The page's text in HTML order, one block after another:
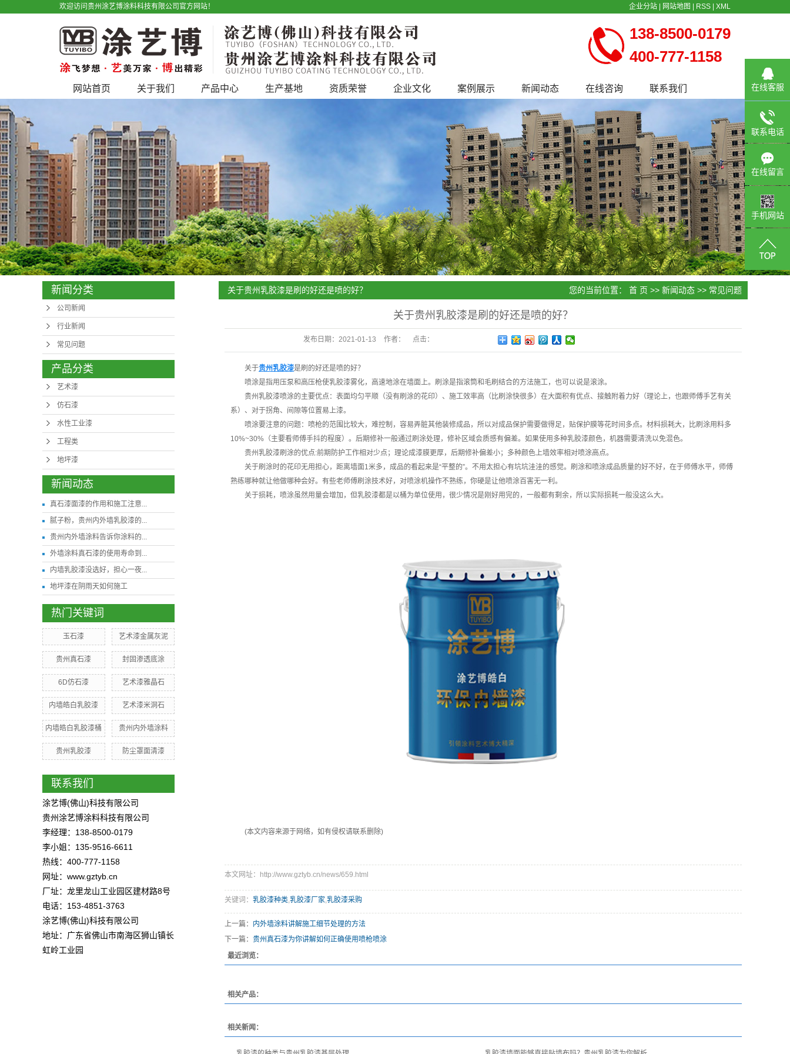
欢迎访问贵州涂艺博涂料科技有限公司官方网站！ 企业分站 网站地图 RSS XML
138-8500-0179
400-777-1158
网站首页 关于我们
宣传视频
户外广告
产品优势
产品中心
水性工业漆
工程类
地坪漆
生产基地 资质荣誉 企业文化 案例展示
工程案例
新闻动态
公司新闻
行业新闻
常见问题
在线咨询 联系我们
新闻分类
公司新闻
行业新闻
常见问题
产品分类
艺术漆
仿石漆
水性工业漆
工程类
地坪漆
新闻动态
真石漆面漆的作用和施工注意...
腻子粉，贵州内外墙乳胶漆的...
贵州内外墙涂料告诉你涂料的...
外墙涂料真石漆的使用寿命到...
内墙乳胶漆没选好，担心一夜...
地坪漆在阴雨天如何施工
热门关键词
玉石漆 艺术漆金属灰泥
贵州真石漆 封固渗透底涂
6D仿石漆 艺术漆雅晶石
内墙皓白乳胶漆 艺术漆米洞石
内墙皓白乳胶漆桶 贵州内外墙涂料
贵州乳胶漆 防尘罩面清漆
联系我们
涂艺博(佛山)科技有限公司
贵州涂艺博涂料科技有限公司
李经理：138-8500-0179
李小姐：135-9516-6611
热线：400-777-1158
网址：www.gztyb.cn
厂址：龙里龙山工业园区建材路8号
电话：153-4851-3763
涂艺博(佛山)科技有限公司
地址：广东省佛山市南海区狮山镇长
虹岭工业园
关于贵州乳胶漆是刷的好还是喷的好？ 您的当前位置： 首 页 >> 新闻动态 >> 常见问题
关于贵州乳胶漆是刷的好还是喷的好？
发布日期： 2021-01-13 作者： 点击：
关于贵州乳胶漆是刷的好还是喷的好？
喷涂是指用压泵和高压枪使乳胶漆雾化，高速地涂在墙面上。刷涂是指滚筒和毛刷结合的方法施工，也可以说是滚涂。
贵州乳胶漆喷涂的主要优点：表面均匀平顺（没有刷涂的花印）、施工效率高（比刷涂快很多）在大面积有优点、接触附着力好（理论上，也跟师傅手艺有关
系）、对于拐角、间隙等位置易上漆。
喷涂要注意的问题：喷枪的范围比较大，难控制，容易弄脏其他装修成品，所以对成品保护需要做得足，贴保护膜等花时间多点。材料损耗大，比刷涂用料多
10%~30%（主要看师傅手抖的程度）。后期修补一般通过刷涂处理，修补区域会质感有偏差。如果使用多种乳胶漆颜色，机器需要清洗以免混色。
贵州乳胶漆刷涂的优点:前期防护工作相对少点；理论成漆膜更厚，后期修补偏差小；多种颜色上墙效率相对喷涂高点。
关于刷涂时的花印无用担心，距离墙面1米多，成品的看起来是“平整的”。不用太担心有坑坑洼洼的感觉。刷涂和喷涂成品质量的好不好，在于师傅水平，师傅
熟练哪种就让他做哪种会好。有些老师傅刷涂技术好，对喷涂机操作不熟练，你硬是让他喷涂百害无一利。
关于损耗，喷涂虽然用量会增加，但乳胶漆都是以桶为单位使用，很少情况是刚好用完的，一般都有剩余，所以实际损耗一般没这么大。
(本文内容来源于网络，如有侵权请联系删除)
本文网址：http://www.gztyb.cn/news/659.html
关键词： 乳胶漆种类,乳胶漆厂家,乳胶漆采购
上一篇： 内外墙涂料讲解施工细节处理的方法
下一篇： 贵州真石漆为你讲解如何正确使用喷枪喷涂
最近浏览：
相关产品：
相关新闻：
在线客服
联系电话
在线留言
手机网站